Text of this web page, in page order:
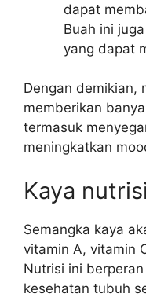
dapat
Buah ini
yang dapat
Dengan demikian,
memberikan
termasuk
meningkatkan
Kaya nutrisi
Semangka kaya
vitamin A, vitamin
Nutrisi ini
kesehatan tubuh